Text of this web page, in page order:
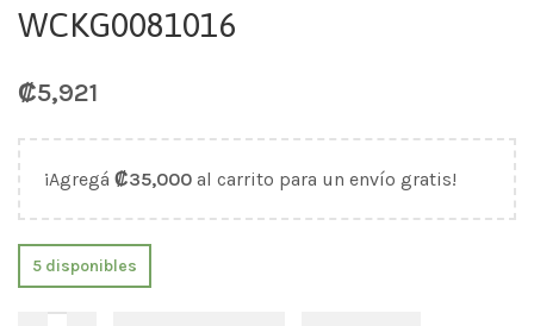
WCKG0081016
₡5,921
¡Agregá ₡35,000 al carrito para un envío gratis!
5 disponibles